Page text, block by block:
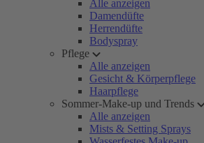
Alle anzeigen
Damendüfte
Herrendüfte
Bodyspray
Pflege
Alle anzeigen
Gesicht & Körperpflege
Haarpflege
Sommer-Make-up und Trends
Alle anzeigen
Mists & Setting Sprays